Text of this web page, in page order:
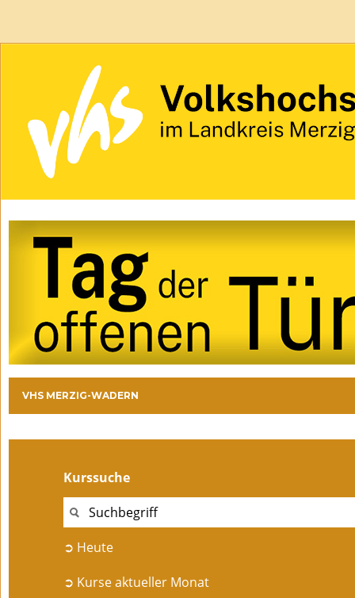
VHS MERZIG-WADERN
Kurssuche
➲ Heute
➲ Kurse aktueller Monat